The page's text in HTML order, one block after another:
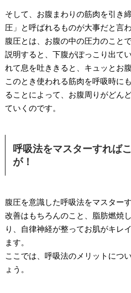
そして、お腹まわりの筋肉を引き
圧」と呼ばれるものが大事だと言
腹圧とは、お腹の中の圧力のこと
説明すると、下腹がぽっこり出て
れて息を吐ききると、キュッとお
このとき使われる筋肉を呼吸時に
ることによって、お腹周りがどん
ていくのです。
呼吸法をマスターすれば
が！
腹圧を意識した呼吸法をマスター
改善はもちろんのこと、脂肪燃焼
り、自律神経が整ってお肌がキレ
ます。
ここでは、呼吸法のメリットにつ
ょう。